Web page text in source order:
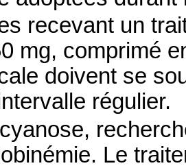
recevant un
mg, comprimé
doivent se
régulier.
Le